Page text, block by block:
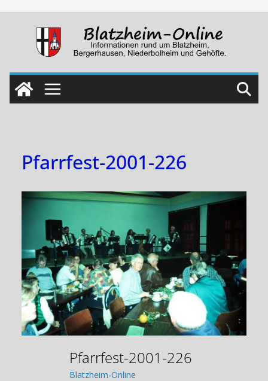
Skip
content
Pfarrfest-2001-226
Pfarrfest-2001-226
Blatzheim-Online